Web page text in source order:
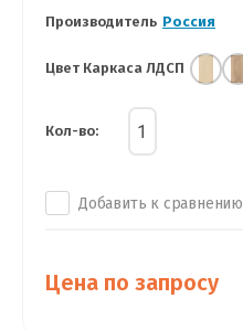
Производитель Россия
Цвет Каркаса ЛДСП
Кол-во:
Добавить к сравнению
Цена по запросу